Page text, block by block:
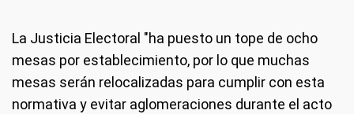
La Justicia Electoral "ha puesto un tope de ocho
mesas por establecimiento, por lo que muchas
mesas serán relocalizadas para cumplir con esta
normativa y evitar aglomeraciones durante el acto